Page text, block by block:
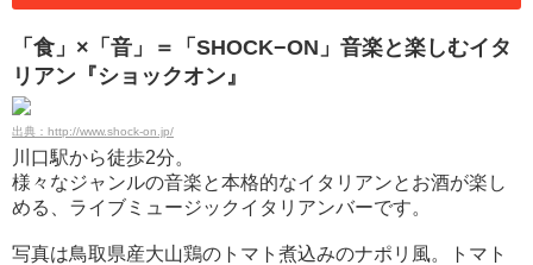
「食」×「音」＝「SHOCK−ON」音楽と楽しむイタ
リアン『ショックオン』
出典：http://www.shock-on.jp/
川口駅から徒歩2分。
様々なジャンルの音楽と本格的なイタリアンとお酒が楽し
める、ライブミュージックイタリアンバーです。
写真は鳥取県産大山鶏のトマト煮込みのナポリ風。トマト